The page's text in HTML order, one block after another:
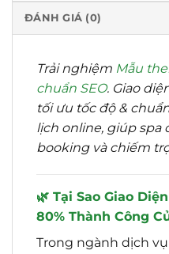
ĐÁNH GIÁ (0)
Trải nghiệm Mẫu
chuẩn SEO. Giao
tối ưu tốc độ &
lịch online, giúp spa
booking và chiếm
🌿 Tại Sao Giao
80% Thành Công
Trong ngành dịch